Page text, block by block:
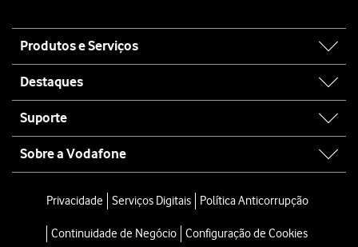
map
Produtos e Serviços
Destaques
Suporte
Sobre a Vodafone
Privacidade Serviços Digitais Política Anticorrupção
Continuidade de Negócio Configuração de Cookies